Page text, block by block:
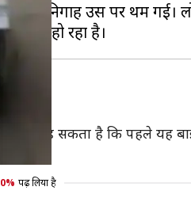
की निगाहें उस पर थम गई।
कह सकता है कि पहले यह
पढ़ लिया है